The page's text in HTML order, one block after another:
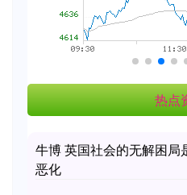
热点
牛博 英国社会的无解困局
恶化